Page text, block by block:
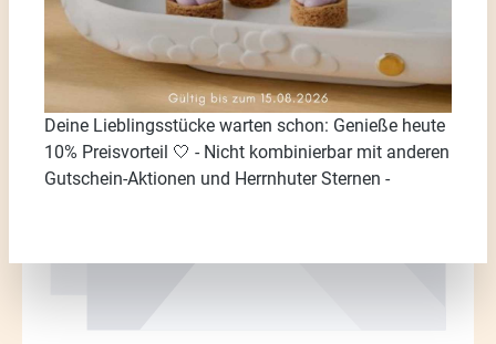
Bildergalerie überspringen
Deine Lieblingsstücke warten schon: Genieße heute
10% Preisvorteil 🤍 - Nicht kombinierbar mit anderen
Gutschein-Aktionen und Herrnhuter Sternen -